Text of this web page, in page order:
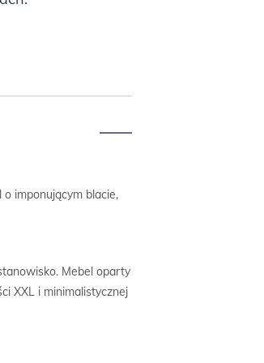
o imponującym blacie,
Mebel oparty
XXL i minimalistycznej